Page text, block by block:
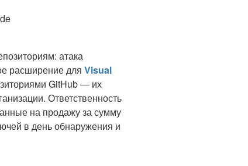
атака
расширение для Visual
GitHub — их
Ответственность
на продажу за сумму
в день обнаружения и